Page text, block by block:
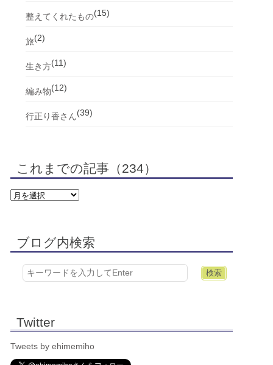
整えてくれたもの(15)
旅(2)
生き方(11)
編み物(12)
行正り香さん(39)
これまでの記事（234）
ブログ内検索
Twitter
Tweets by ehimemiho